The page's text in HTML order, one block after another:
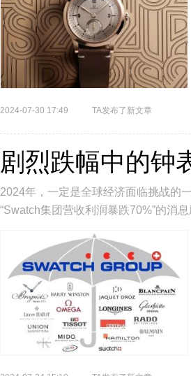
2024-07-30 17:49 TA发布了新文章
剧烈跌幅中的钟
2024年，一定是全球经济面临挑战的
“Swatch集团营收利润暴跌70%”的消